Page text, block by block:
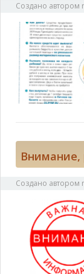
Создано автором
Внимание,
Создано автором